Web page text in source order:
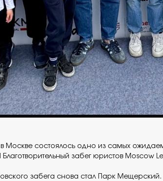
в Москве состоялось одно из самых
забег юристов Moscow
забега снова стал Парк Мещерский.